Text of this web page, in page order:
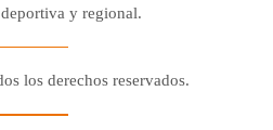
y regional.
los derechos reservados.